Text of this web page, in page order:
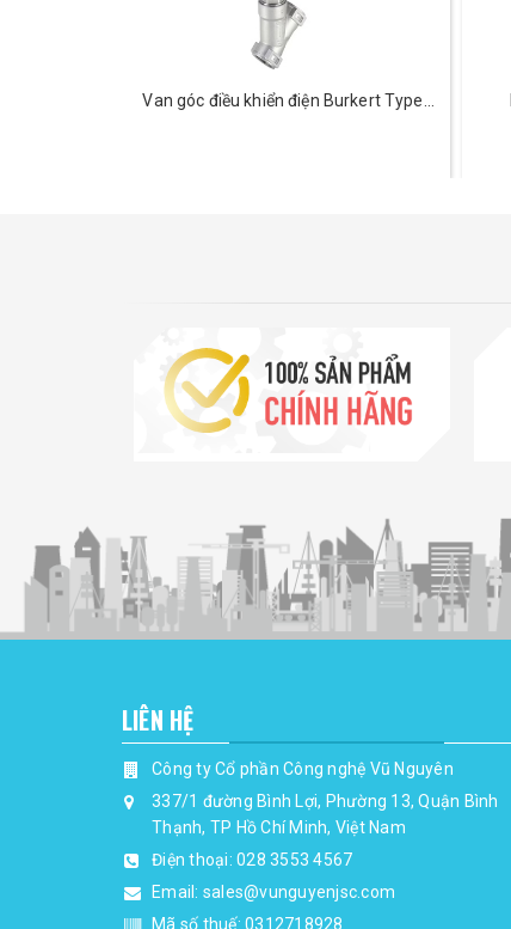
Van góc điều khiển điện Burkert Type
LIÊN HỆ
Công ty Cổ phần Công nghệ Vũ Nguyên
337/1 đường Bình Lợi, Phường 13, Quận Bình
Thạnh, TP Hồ Chí Minh, Việt Nam
Điện thoại: 028 3553 4567
Email: sales@vunguyenjsc.com
Mã số thuế: 0312718928